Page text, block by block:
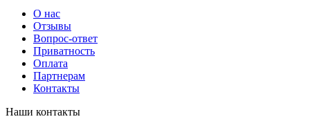
О нас
Отзывы
Вопрос-ответ
Приватность
Оплата
Партнерам
Контакты
Наши контакты